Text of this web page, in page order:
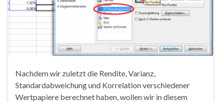
Nachdem wir zuletzt die Rendite, Varianz,
Standardabweichung und Korrelation verschiedener
Wertpapiere berechnet haben, wollen wir in diesem